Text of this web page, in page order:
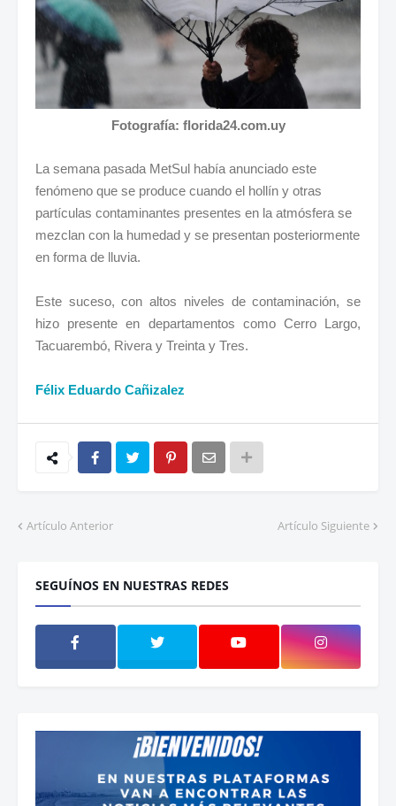
Fotografía: florida24.com.uy
La semana pasada MetSul había anunciado este
fenómeno que se produce cuando el hollín y otras
partículas contaminantes presentes en la atmósfera se
mezclan con la humedad y se presentan posteriormente
en forma de lluvia.
Este suceso, con altos niveles de contaminación, se
hizo presente en departamentos como Cerro Largo,
Tacuarembó, Rivera y Treinta y Tres.
Félix Eduardo Cañizalez
Artículo Anterior Artículo Siguiente
SEGUÍNOS EN NUESTRAS REDES